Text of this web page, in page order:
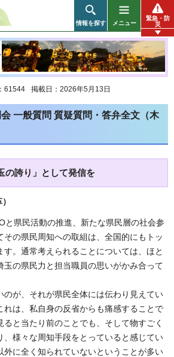
情報を探す メニュー
緊急・防
災
61544 掲載日：2026年5月13日
一般質問 質疑質問・答弁全文（木
の誇り」として発信を
）
と県民活動の推進、新たな県民層の社会参
その県民周知への取組は、全国的にもトッ
す。通常考えられることについては、ほと
玉の県民力と担当職員の思いがかみ合って
のが、それが県民全体には伝わり見えてい
れは、私自身の反省からも痛感することで
と当たり前のことでも、そして物すごく
、様々な周知手段をとっていると感じてい
外に全く知られていないということが多い